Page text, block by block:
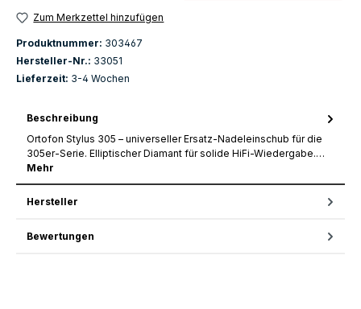
Zum Merkzettel hinzufügen
Produktnummer: 303467
Hersteller-Nr.: 33051
Lieferzeit: 3-4 Wochen
Beschreibung
Ortofon Stylus 305 – universeller Ersatz-Nadeleinschub für die
305er-Serie. Elliptischer Diamant für solide HiFi-Wiedergabe.…
Mehr
Hersteller
Bewertungen